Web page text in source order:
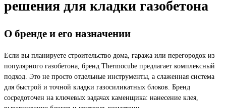
решения для кладки газобетона
О бренде и его назначении
Если вы планируете строительство дома, гаража или перегородок из
популярного газобетона, бренд Thermocube предлагает комплексный
подход. Это не просто отдельные инструменты, а слаженная система
для быстрой и точной кладки газосиликатных блоков. Бренд
сосредоточен на ключевых задачах каменщика: нанесение клея,